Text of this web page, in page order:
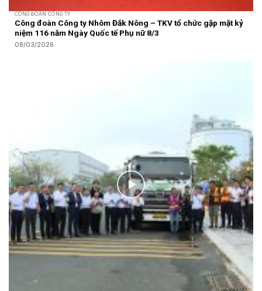
CÔNG ĐOÀN CÔNG TY
Công đoàn Công ty Nhôm Đắk Nông – TKV tổ chức gặp mặt kỷ
niệm 116 năm Ngày Quốc tế Phụ nữ 8/3
08/03/2026